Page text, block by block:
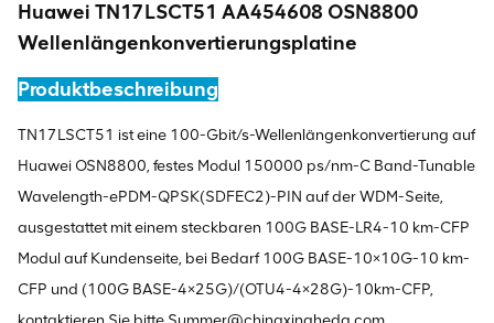
Huawei TN17LSCT51 AA454608 OSN8800
Wellenlängenkonvertierungsplatine
Produktbeschreibung
TN17LSCT51 ist eine 100-Gbit/s-Wellenlängenkonvertierung auf
Huawei OSN8800, festes Modul 150000 ps/nm-C Band-Tunable
Wavelength-ePDM-QPSK(SDFEC2)-PIN auf der WDM-Seite,
ausgestattet mit einem steckbaren 100G BASE-LR4-10 km-CFP
Modul auf Kundenseite, bei Bedarf 100G BASE-10×10G-10 km-
CFP und (100G BASE-4×25G)/(OTU4-4×28G)-10km-CFP,